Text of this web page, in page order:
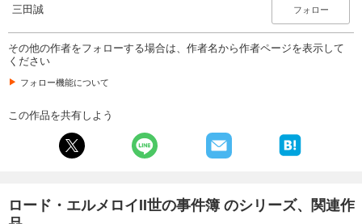
三田誠 フォロー
その他の作者をフォローする場合は、作者名から作者ページを表示して
ください
フォロー機能について
この作品を共有しよう
ロード・エルメロイII世の事件簿 のシリーズ、関連作